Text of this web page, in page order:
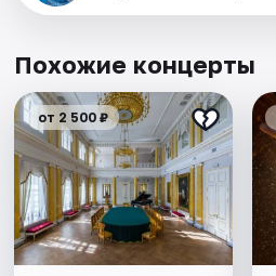
Похожие концерты
от 2 500 ₽